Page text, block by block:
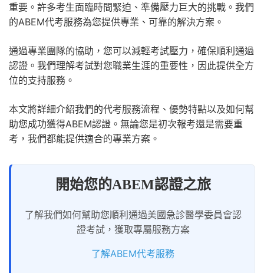
重要。許多考生面臨時間緊迫、準備壓力巨大的挑戰。我們
的ABEM代考服務為您提供專業、可靠的解決方案。
通過專業團隊的協助，您可以減輕考試壓力，確保順利通過
認證。我們理解考試對您職業生涯的重要性，因此提供全方
位的支持服務。
本文將詳細介紹我們的代考服務流程、優勢特點以及如何幫
助您成功獲得ABEM認證。無論您是初次報考還是需要重
考，我們都能提供適合的專業方案。
開始您的ABEM認證之旅
了解我們如何幫助您順利通過美國急診醫學委員會認
證考試，獲取專屬服務方案
了解ABEM代考服務